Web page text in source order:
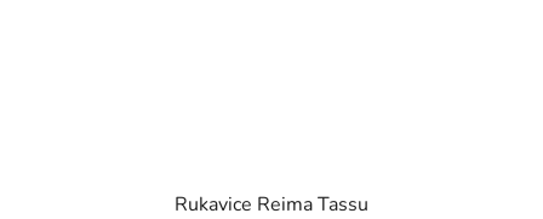
Rukavice Reima Tassu